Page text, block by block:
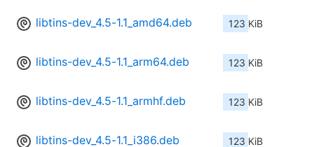
libtins-dev_4.5-1.1_amd64.deb 123 KiB
libtins-dev_4.5-1.1_arm64.deb 123 KiB
libtins-dev_4.5-1.1_armhf.deb 123 KiB
libtins-dev_4.5-1.1_i386.deb 123 KiB